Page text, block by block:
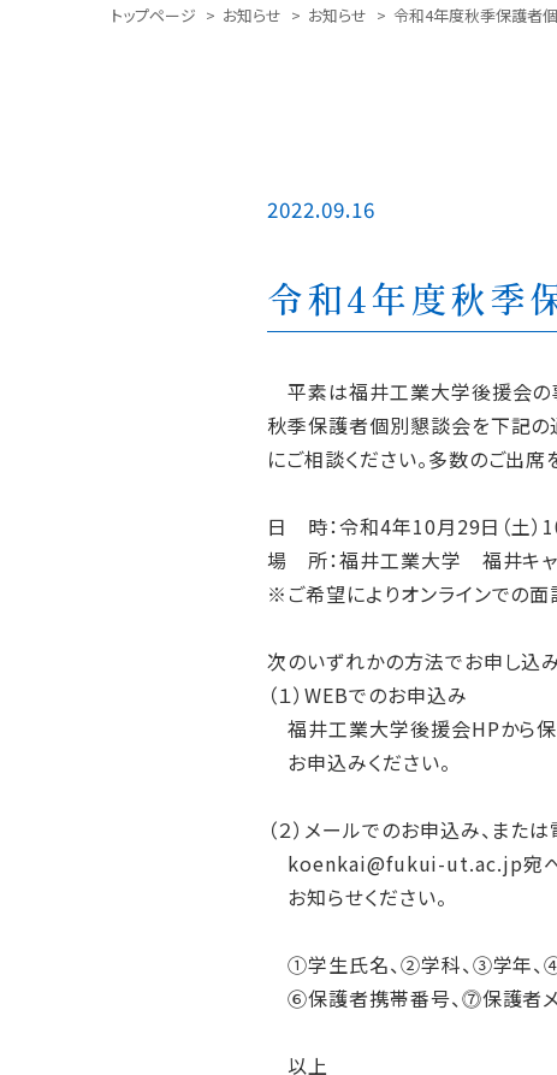
トップページ お知らせ お知らせ 令和4年度秋季保護者
2022.09.16
令和4年度秋季
平素は福井工業大学後援会の
秋季保護者個別懇談会を下記の
にご相談ください。多数のご出席
日 時：令和4年10月29日（土）
場 所：福井工業大学 福井キャ
※ご希望によりオンラインでの面
次のいずれかの方法でお申し込み
（１）WEBでのお申込み
福井工業大学後援会HPから保
お申込みください。
（２）メールでのお申込み、また
koenkai@fukui-ut.ac.jp宛へ
お知らせください。
①学生氏名、②学科、③学年、
⑥保護者携帯番号、⓻保護者
以上